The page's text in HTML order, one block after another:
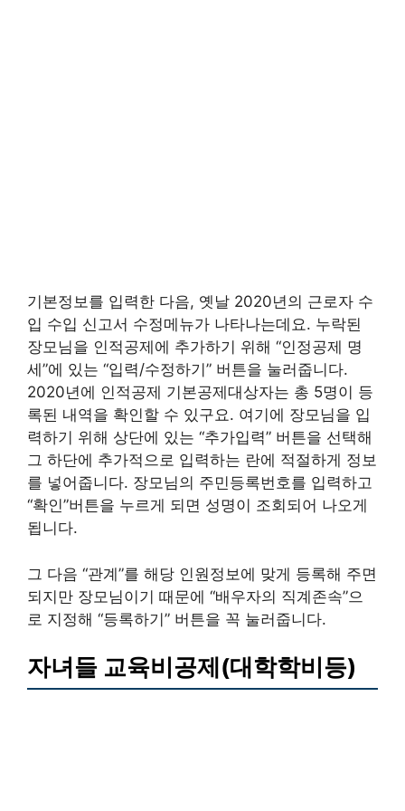
기본정보를 입력한 다음, 옛날 2020년의 근로자 수
입 수입 신고서 수정메뉴가 나타나는데요. 누락된
장모님을 인적공제에 추가하기 위해 “인정공제 명
세”에 있는 “입력/수정하기” 버튼을 눌러줍니다. ​
2020년에 인적공제 기본공제대상자는 총 5명이 등
록된 내역을 확인할 수 있구요. 여기에 장모님을 입
력하기 위해 상단에 있는 “추가입력” 버튼을 선택해
그 하단에 추가적으로 입력하는 란에 적절하게 정보
를 넣어줍니다. 장모님의 주민등록번호를 입력하고
“확인”버튼을 누르게 되면 성명이 조회되어 나오게
됩니다.
그 다음 “관계”를 해당 인원정보에 맞게 등록해 주면
되지만 장모님이기 때문에 “배우자의 직계존속”으
로 지정해 “등록하기” 버튼을 꼭 눌러줍니다.
자녀들 교육비공제(대학학비등)